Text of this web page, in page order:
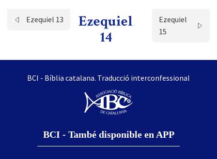
Ezequiel 13
Ezequiel
14
Ezequiel
15
BCI - Bíblia catalana. Traducció interconfessional
BCI - També disponible en APP